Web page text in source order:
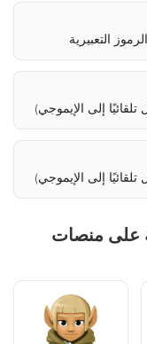
التعبيرية
على منصات